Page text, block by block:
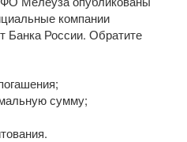
компании
Банка России. Обратите
сумму;